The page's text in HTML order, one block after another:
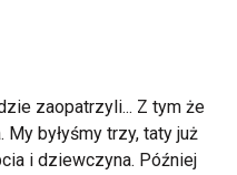
zaopatrzyli... Z tym że
My byłyśmy trzy, taty już
i dziewczyna. Później